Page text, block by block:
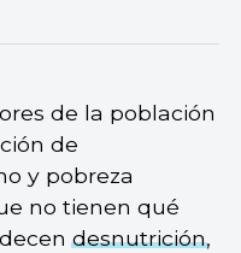
de la población
de
y pobreza
no tienen qué
desnutrición,